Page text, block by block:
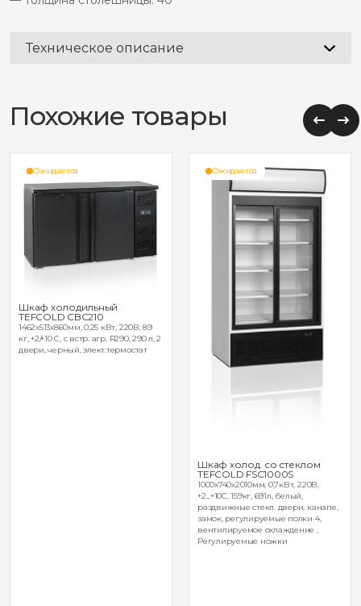
Техническое описание
Похожие товары
Ожидается
Шкаф холодильный
TEFCOLD CBC210
1462х513х860мм, 0,25 кВт, 220В, 89
кг, +2/+10 С, с встр. агр. R290, 290 л, 2
двери, черный, элект.термостат
Ожидается
Шкаф холод. со стеклом
TEFCOLD FSC1000S
1000х740х2010мм, 0,7кВт, 220В,
+2...+10С, 159кг, 691л, белый,
раздвижные стекл. двери, канапе,
замок, регулируемые полки 4,
вентилируемое охлаждение ,
Регулируемые ножки